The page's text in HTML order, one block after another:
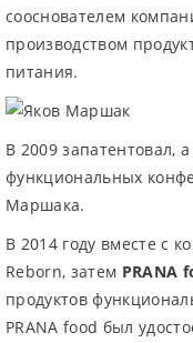
сооснователем
производством
питания.
В 2009 запатентовал,
функциональных
Маршака.
В 2014 году вместе с
Reborn, затем PRANA
продуктов
PRANA food был